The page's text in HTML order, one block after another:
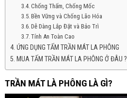
Chống Thấm, Chống Mốc
Bền Vững và Chống Lão Hóa
Dễ Dàng Lắp Đặt và Bảo Trì
Tính An Toàn Cao
ỨNG DỤNG TẤM TRẦN MÁT LA PHÔNG
MUA TẤM TRẦN MÁT LA PHÔNG Ở ĐÂU ?
TRẦN MÁT LÀ PHÔNG LÀ GÌ?